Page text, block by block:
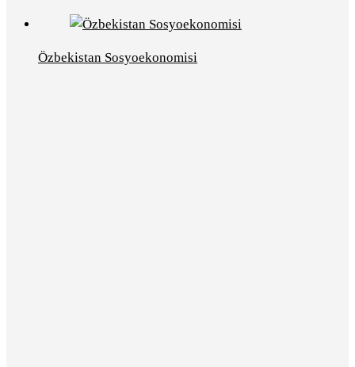
Özbekistan Sosyoekonomisi